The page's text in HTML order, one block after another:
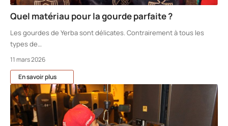
Quel matériau pour la gourde parfaite ?
Les gourdes de Yerba sont délicates. Contrairement à tous les
types de…
11 mars 2026
En savoir plus